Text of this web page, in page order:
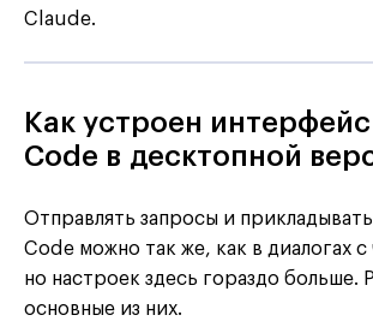
Claude.
Как устроен
Code в десктопной
Отправлять запросы и
Code можно так же, как в диалогах с
но настроек здесь гораздо больше.
основные из них.